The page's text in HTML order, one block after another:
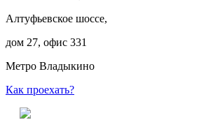
Алтуфьевское шоссе,
дом 27, офис 331
Метро Владыкино
Как проехать?